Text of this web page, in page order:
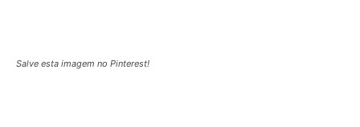
Salve esta imagem no Pinterest!